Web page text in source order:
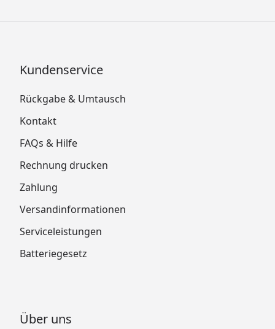
Kundenservice
Rückgabe & Umtausch
Kontakt
FAQs & Hilfe
Rechnung drucken
Zahlung
Versandinformationen
Serviceleistungen
Batteriegesetz
Über uns